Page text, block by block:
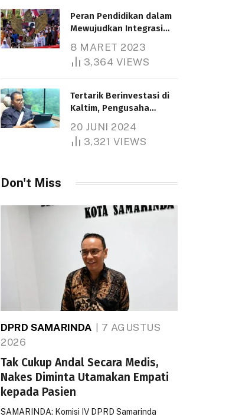
Peran Pendidikan dalam
Mewujudkan Integrasi
8 MARET 2023
3,364 VIEWS
Tertarik Berinvestasi di
Kaltim, Pengusaha
1.000 Hektare
20 JUNI 2024
3,321 VIEWS
Don't Miss
DPRD SAMARINDA
7 AGUSTUS
2026
Tak Cukup Andal Secara Medis,
Nakes Diminta Utamakan Empati
kepada Pasien
SAMARINDA: Komisi IV DPRD Samarinda